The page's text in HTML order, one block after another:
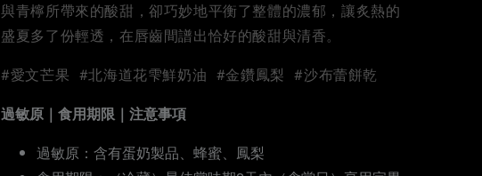
與青檸所帶來的酸甜，卻巧妙地平衡了整體的濃郁，讓炙熱的
盛夏多了份輕透，在唇齒間譜出恰好的酸甜與清香。
#愛文芒果 #北海道花雫鮮奶油 #金鑽鳳梨 #沙布蕾餅乾
過敏原｜食用期限｜注意事項
過敏原：含有蛋奶製品、蜂蜜、鳳梨